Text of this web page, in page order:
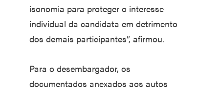
isonomia para proteger o interesse
individual da candidata em detrimento
dos demais participantes”, afirmou.
Para o desembargador, os
documentados anexados aos autos